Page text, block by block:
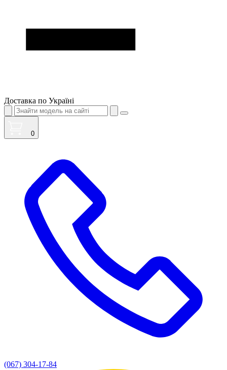
Доставка по Україні
0
(067) 304-17-84